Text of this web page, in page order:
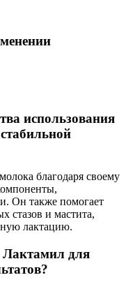
использования
благодаря своему
Он также помогает
стазов и мастита,
лактацию.
Лактамил для